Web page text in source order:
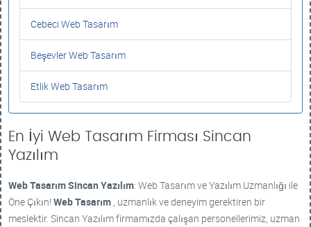
Cebeci Web Tasarım
Beşevler Web Tasarım
Etlik Web Tasarım
En İyi Web Tasarım Firması Sincan
Yazılım
Web TasarımSincan Yazılım: Web Tasarım ve Yazılım Uzmanlığı ile
Öne Çıkın! Web Tasarım , uzmanlık ve deneyim gerektiren bir
meslektir. Sincan Yazılım firmamızda çalışan personellerimiz, uzman